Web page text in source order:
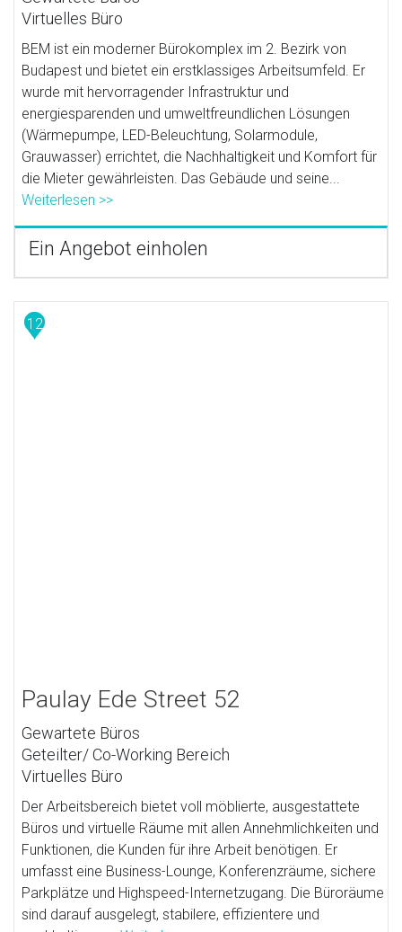
Virtuelles Büro
BEM ist ein moderner Bürokomplex im 2. Bezirk von
Budapest und bietet ein erstklassiges Arbeitsumfeld. Er
wurde mit hervorragender Infrastruktur und
energiesparenden und umweltfreundlichen Lösungen
(Wärmepumpe, LED-Beleuchtung, Solarmodule,
Grauwasser) errichtet, die Nachhaltigkeit und Komfort für
die Mieter gewährleisten. Das Gebäude und seine...
Weiterlesen >>
Ein Angebot einholen
12
Paulay Ede Street 52
Gewartete Büros
Geteilter/ Co-Working Bereich
Virtuelles Büro
Der Arbeitsbereich bietet voll möblierte, ausgestattete
Büros und virtuelle Räume mit allen Annehmlichkeiten und
Funktionen, die Kunden für ihre Arbeit benötigen. Er
umfasst eine Business-Lounge, Konferenzräume, sichere
Parkplätze und Highspeed-Internetzugang. Die Büroräume
sind darauf ausgelegt, stabilere, effizientere und